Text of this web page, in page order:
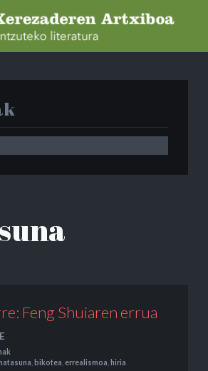
Feng Shuiaren errua
bikotea errealismoa hiria